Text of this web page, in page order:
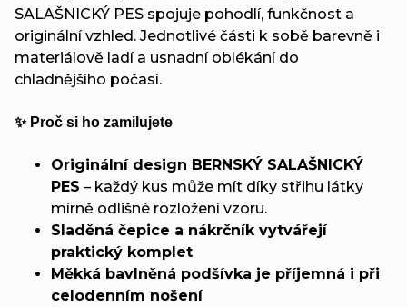
SALAŠNICKÝ PES spojuje pohodlí, funkčnost a
originální vzhled. Jednotlivé části k sobě barevně i
materiálově ladí a usnadní oblékání do
chladnějšího počasí.
✨ Proč si ho zamilujete
Originální design BERNSKÝ SALAŠNICKÝ
PES – každý kus může mít díky střihu látky
mírně odlišné rozložení vzoru.
Sladěná čepice a nákrčník vytvářejí
praktický komplet
Měkká bavlněná podšívka je příjemná i při
celodenním nošení